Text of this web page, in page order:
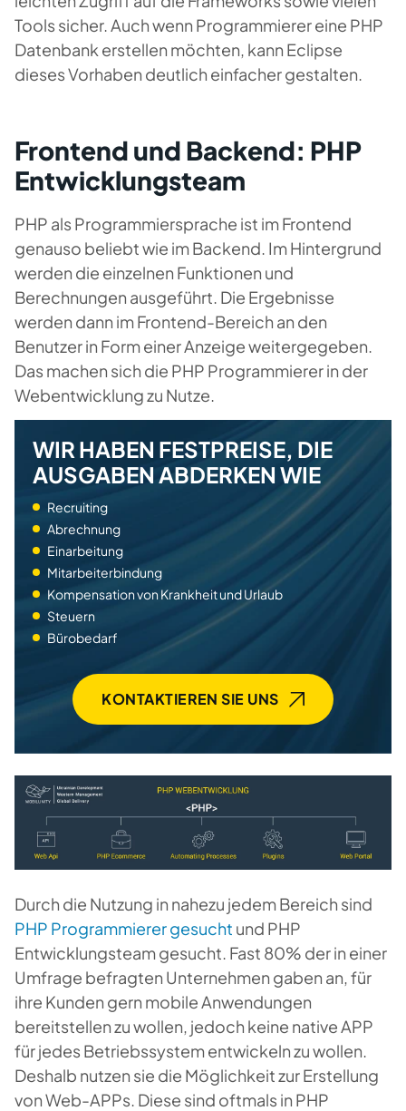
Tools sicher. Auch wenn Programmierer eine PHP
Datenbank erstellen möchten, kann Eclipse
dieses Vorhaben deutlich einfacher gestalten.
Frontend und Backend: PHP
Entwicklungsteam
PHP als Programmiersprache ist im Frontend
genauso beliebt wie im Backend. Im Hintergrund
werden die einzelnen Funktionen und
Berechnungen ausgeführt. Die Ergebnisse
werden dann im Frontend-Bereich an den
Benutzer in Form einer Anzeige weitergegeben.
Das machen sich die PHP Programmierer in der
Webentwicklung zu Nutze.
WIR HABEN FESTPREISE, DIE
AUSGABEN ABDERKEN WIE
Recruiting
Abrechnung
Einarbeitung
Mitarbeiterbindung
Kompensation von Krankheit und Urlaub
Steuern
Bürobedarf
KONTAKTIEREN SIE UNS
Durch die Nutzung in nahezu jedem Bereich sind
PHP Programmierer gesucht und PHP
Entwicklungsteam gesucht. Fast 80% der in einer
Umfrage befragten Unternehmen gaben an, für
ihre Kunden gern mobile Anwendungen
bereitstellen zu wollen, jedoch keine native APP
für jedes Betriebssystem entwickeln zu wollen.
Deshalb nutzen sie die Möglichkeit zur Erstellung
von Web-APPs. Diese sind oftmals in PHP